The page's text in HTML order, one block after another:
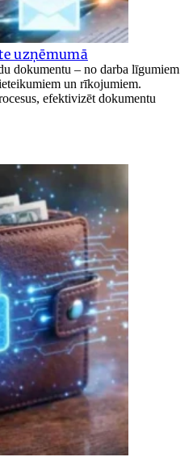
uzņēmumā
dokumentu – no darba līgumiem
un rīkojumiem.
efektivizēt dokumentu